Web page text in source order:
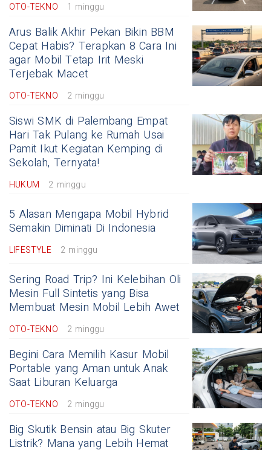
OTO-TEKNO 1 minggu
Arus Balik Akhir Pekan Bikin BBM
Cepat Habis? Terapkan 8 Cara Ini
agar Mobil Tetap Irit Meski
Terjebak Macet
OTO-TEKNO 2 minggu
Siswi SMK di Palembang Empat
Hari Tak Pulang ke Rumah Usai
Pamit Ikut Kegiatan Kemping di
Sekolah, Ternyata!
HUKUM 2 minggu
5 Alasan Mengapa Mobil Hybrid
Semakin Diminati Di Indonesia
LIFESTYLE 2 minggu
Sering Road Trip? Ini Kelebihan Oli
Mesin Full Sintetis yang Bisa
Membuat Mesin Mobil Lebih Awet
OTO-TEKNO 2 minggu
Begini Cara Memilih Kasur Mobil
Portable yang Aman untuk Anak
Saat Liburan Keluarga
OTO-TEKNO 2 minggu
Big Skutik Bensin atau Big Skuter
Listrik? Mana yang Lebih Hemat